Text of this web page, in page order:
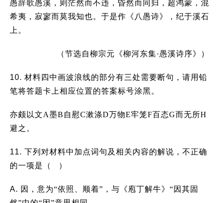
愚辞歌愚溪，则茫然而不违，昏然而同归，超鸿蒙，混
希夷，寂寥而莫我知也。于是作《八愚诗》，纪于溪石
上。
（节选自柳宗元《柳河东集·愚溪诗序》）
10. 材料四中画波浪线的部分有三处需要断句，请用铅
笔将答题卡上相应位置的答案标号涂黑。
亦颇以文A墨B自慰C漱涤D万物E牢笼F百态G而无所H
避之。
11. 下列对材料中加点词句及相关内容的解说，不正确
的一项是（ ）
A. 因，意为“依照、顺着”，与《庖丁解牛》“因其固